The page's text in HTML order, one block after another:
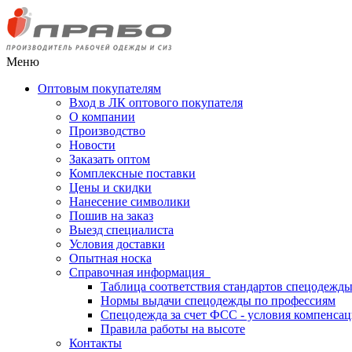
Меню
Оптовым покупателям
Вход в ЛК оптового покупателя
О компании
Производство
Новости
Заказать оптом
Комплексные поставки
Цены и скидки
Нанесение символики
Пошив на заказ
Выезд специалиста
Условия доставки
Опытная носка
Справочная информация
Таблица соответствия стандартов спецодежды
Нормы выдачи спецодежды по профессиям
Спецодежда за счет ФСС - условия
Правила работы на высоте
Контакты